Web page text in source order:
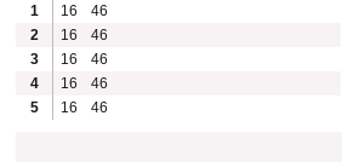
1
16
46
2
16
46
3
16
46
4
16
46
5
16 46